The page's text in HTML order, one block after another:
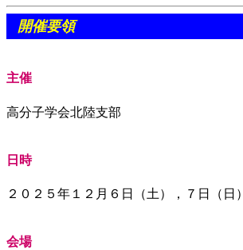
開催要領
主催
高分子学会北陸支部
日時
２０２５年１２月６日（土），７日（日）
会場